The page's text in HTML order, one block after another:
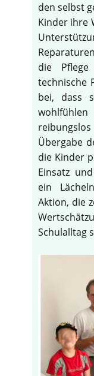
den selbst
Kinder ihre
die
technische
bei, dass
Übergabe
die Kinder
Einsatz
ein
Aktion, die
Schulalltag